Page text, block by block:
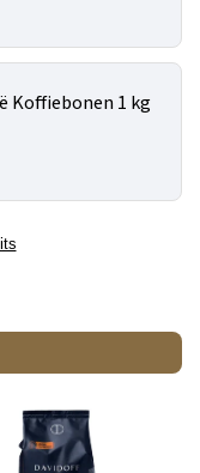
Koffiebonen 1 kg